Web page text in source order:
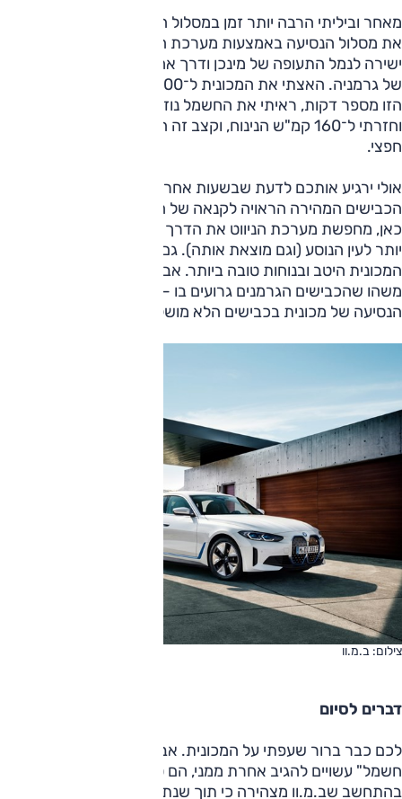
מאחר וביליתי הרבה יותר זמן במסלול ההררי משתכננתי, שיניתי
את מסלול הנסיעה באמצעות מערכת הניווט המעולה, לנסיעה
ישירה לנמל התעופה של מינכן ודרך אחד האוטובאנים המהירים
הזו מספר דקות, ראיתי את החשמל נוזל החוצה מהסוללות,
וחזרתי ל־160 קמ"ש הנינוח, וקצב זה הביא אותי בבטחה למחוז
חפצי.
אולי ירגיע אותכם לדעת שבשעות אחר הצהריים גם רשת
הכבישים המהירה הראויה לקנאה של הגרמנים, מתפוקקת. וגם
כאן, מחפשת מערכת הניווט את הדרך המהירה יותר וגם הנעימה
יותר לעין הנוסע (וגם מוצאת אותה). גם בזו וגם בזו, התנהגה
המכונית היטב ובנוחות טובה ביותר. אבל אתם יודעים, אם יש
משהו שהכבישים הגרמנים גרועים בו — הוא לבדוק את נוחות
הנסיעה של מכונית בכבישים הלא מושלמים שלנו...
צילום: ב.מ.וו
דברים לסיום
לכם כבר ברור שעפתי על המכונית. אבל אני יודע ש"מכחישי
חשמל" עשויים להגיב אחרת ממני, הם טרם התרגלו. אבל,